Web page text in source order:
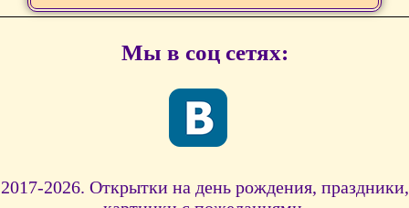
Мы в соц сетях:
2017-2026. Открытки на день рождения, праздники,